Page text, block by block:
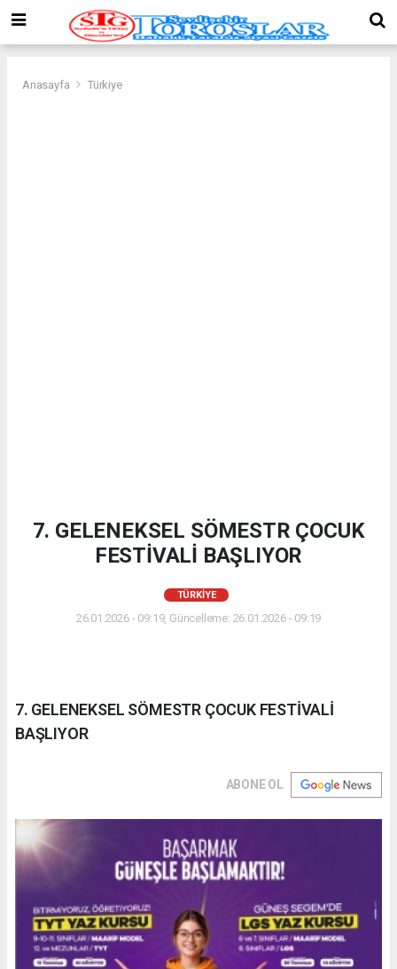
Anasayfa Türkiye
7. GELENEKSEL SÖMESTR ÇOCUK
FESTİVALİ BAŞLIYOR
TÜRKIYE
26.01.2026 - 09:19, Güncelleme: 26.01.2026 - 09:19
7. GELENEKSEL SÖMESTR ÇOCUK FESTİVALİ
BAŞLIYOR
ABONE OL